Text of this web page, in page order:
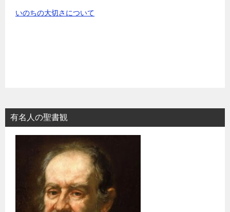
いのちの大切さについて
有名人の聖書観